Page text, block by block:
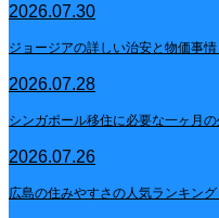
2026.07.30
ジョージアの詳しい治安と物価事
2026.07.28
シンガポール移住に必要な一ヶ月
2026.07.26
広島の住みやすさの人気ランキン